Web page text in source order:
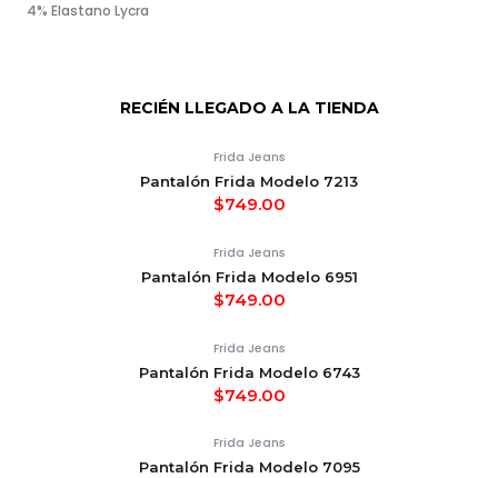
4% Elastano Lycra
RECIÉN LLEGADO A LA TIENDA
Frida Jeans
Pantalón Frida Modelo 7213
$749.00
Frida Jeans
Pantalón Frida Modelo 6951
$749.00
Frida Jeans
Pantalón Frida Modelo 6743
$749.00
Frida Jeans
Pantalón Frida Modelo 7095